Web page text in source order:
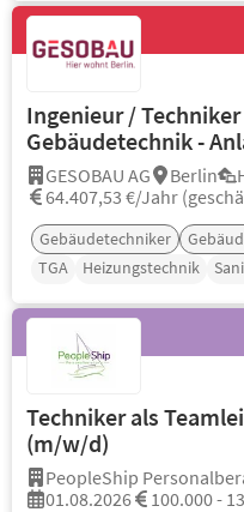
Ingenieur /
Gebäudetechnik -
GESOBAU AG Berlin
64.407,53 €/Jahr
Gebäudetechniker
TGA
Heizungstechnik
Techniker als
(m/w/d)
PeopleShip
01.08.2026
100.000 -